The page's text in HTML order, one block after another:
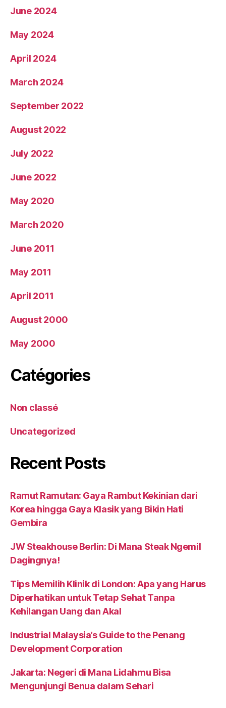
June 2024
May 2024
April 2024
March 2024
September 2022
August 2022
July 2022
June 2022
May 2020
March 2020
June 2011
May 2011
April 2011
August 2000
May 2000
Catégories
Non classé
Uncategorized
Recent Posts
Ramut Ramutan: Gaya Rambut Kekinian dari
Korea hingga Gaya Klasik yang Bikin Hati
Gembira
JW Steakhouse Berlin: Di Mana Steak Ngemil
Dagingnya!
Tips Memilih Klinik di London: Apa yang Harus
Diperhatikan untuk Tetap Sehat Tanpa
Kehilangan Uang dan Akal
Industrial Malaysia’s Guide to the Penang
Development Corporation
Jakarta: Negeri di Mana Lidahmu Bisa
Mengunjungi Benua dalam Sehari